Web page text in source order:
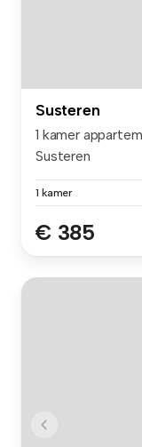
Susteren
1 kamer
Susteren
1 kamer
€ 385